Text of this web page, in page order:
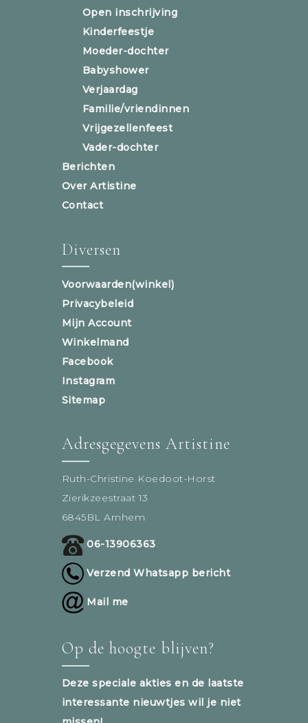
Open inschrijving
Kinderfeestje
Moeder-dochter
Babyshower
Verjaardag
Familie/vriendinnen
Vrijgezellenfeest
Vader-dochter
Berichten
Over Artistine
Contact
Diversen
Voorwaarden(winkel)
Privacybeleid
Mijn Account
Winkelmand
Facebook
Instagram
Sitemap
Adresgegevens Artistine
Ruth-Christine Koedoot-Horst
Zierikzeestraat 13
6845BL Arnhem
06-13906363
Verzend Whatsapp bericht
Mail me
Op de hoogte blijven?
Deze speciale akties en de laatste
interessante nieuwtjes wil je niet